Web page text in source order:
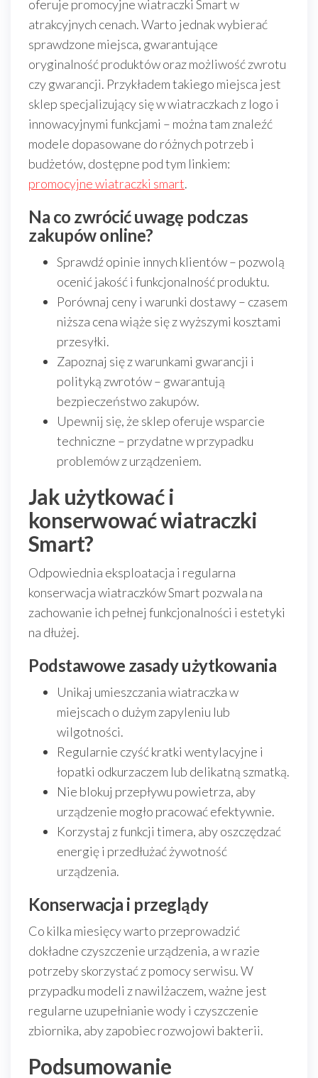
oferuje promocyjne wiatraczki Smart w
atrakcyjnych cenach. Warto jednak wybierać
sprawdzone miejsca, gwarantujące
oryginalność produktów oraz możliwość zwrotu
czy gwarancji. Przykładem takiego miejsca jest
sklep specjalizujący się w wiatraczkach z logo i
innowacyjnymi funkcjami – można tam znaleźć
modele dopasowane do różnych potrzeb i
budżetów, dostępne pod tym linkiem:
promocyjne wiatraczki smart.
Na co zwrócić uwagę podczas
zakupów online?
Sprawdź opinie innych klientów – pozwolą
ocenić jakość i funkcjonalność produktu.
Porównaj ceny i warunki dostawy – czasem
niższa cena wiąże się z wyższymi kosztami
przesyłki.
Zapoznaj się z warunkami gwarancji i
polityką zwrotów – gwarantują
bezpieczeństwo zakupów.
Upewnij się, że sklep oferuje wsparcie
techniczne – przydatne w przypadku
problemów z urządzeniem.
Jak użytkować i
konserwować wiatraczki
Smart?
Odpowiednia eksploatacja i regularna
konserwacja wiatraczków Smart pozwala na
zachowanie ich pełnej funkcjonalności i estetyki
na dłużej.
Podstawowe zasady użytkowania
Unikaj umieszczania wiatraczka w
miejscach o dużym zapyleniu lub
wilgotności.
Regularnie czyść kratki wentylacyjne i
łopatki odkurzaczem lub delikatną szmatką.
Nie blokuj przepływu powietrza, aby
urządzenie mogło pracować efektywnie.
Korzystaj z funkcji timera, aby oszczędzać
energię i przedłużać żywotność
urządzenia.
Konserwacja i przeglądy
Co kilka miesięcy warto przeprowadzić
dokładne czyszczenie urządzenia, a w razie
potrzeby skorzystać z pomocy serwisu. W
przypadku modeli z nawilżaczem, ważne jest
regularne uzupełnianie wody i czyszczenie
zbiornika, aby zapobiec rozwojowi bakterii.
Podsumowanie